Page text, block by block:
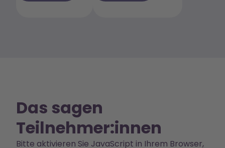
Das sagen
Teilnehmer:innen
Bitte aktivieren Sie JavaScript in Ihrem Browser,